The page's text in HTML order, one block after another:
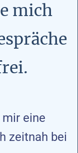
mich
eine
zeitnah bei